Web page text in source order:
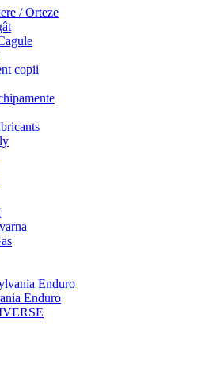
/ Orteze
copii
Enduro
Enduro